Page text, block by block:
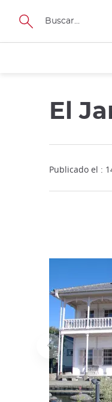
Tamaño
El
Publicado el :